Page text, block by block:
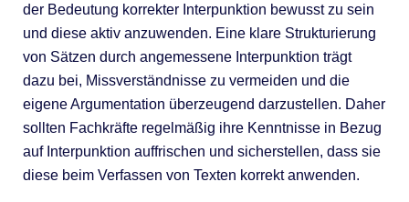
der Bedeutung korrekter Interpunktion bewusst zu sein
und diese aktiv anzuwenden. Eine klare Strukturierung
von Sätzen durch angemessene Interpunktion trägt
dazu bei, Missverständnisse zu vermeiden und die
eigene Argumentation überzeugend darzustellen. Daher
sollten Fachkräfte regelmäßig ihre Kenntnisse in Bezug
auf Interpunktion auffrischen und sicherstellen, dass sie
diese beim Verfassen von Texten korrekt anwenden.